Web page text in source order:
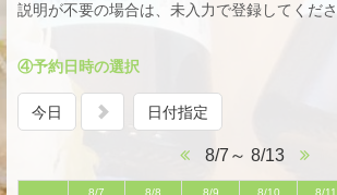
説明が不要の場合は、未入力で登録してくださ
④予約日時の選択
今日 日付指定
8/7～ 8/13
8/7
8/8
8/9
8/10
8/11
14:00
15:30